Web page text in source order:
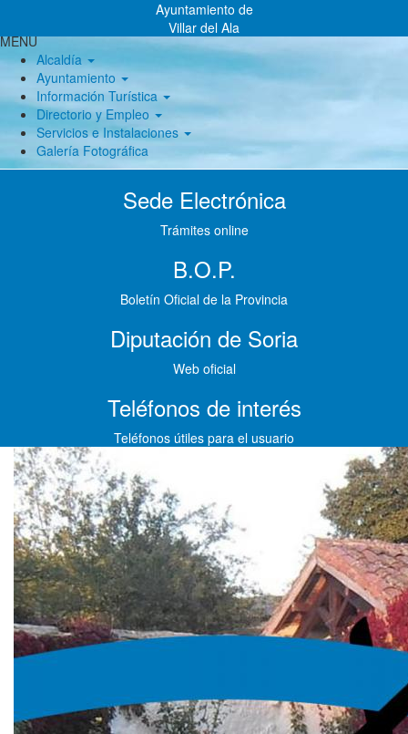
contenido
principal
Ayuntamiento de
Villar del Ala
MENU
Alcaldía
Ayuntamiento
Información Turística
Directorio y Empleo
Servicios e Instalaciones
Galería Fotográfica
Sede Electrónica
Trámites online
B.O.P.
Boletín Oficial de la Provincia
Diputación de Soria
Web oficial
Teléfonos de interés
Teléfonos útiles para el usuario